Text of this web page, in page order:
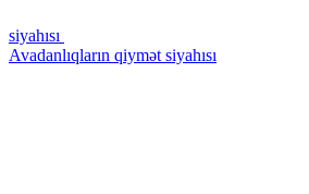
siyahısı
Avadanlıqların qiymət siyahısı